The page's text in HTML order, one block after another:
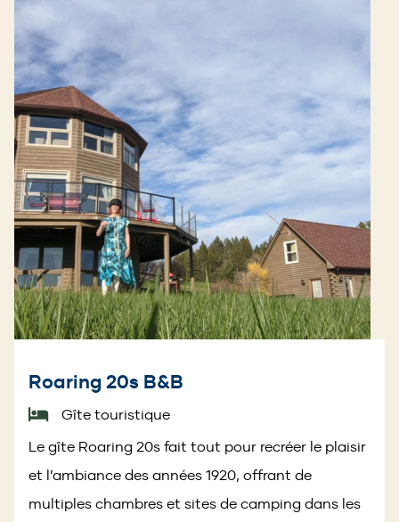
Roaring 20s B&B
Gîte touristique
Le gîte Roaring 20s fait tout pour recréer le plaisir
et l’ambiance des années 1920, offrant de
multiples chambres et sites de camping dans les